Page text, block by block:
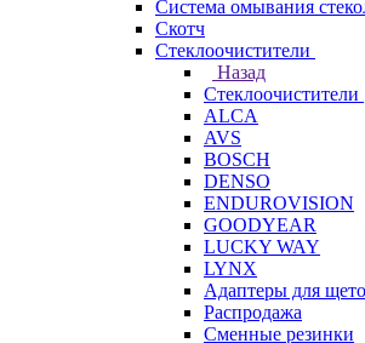
Система омывания
Скотч
Стеклоочистители
Назад
Стеклоочистители
ALCA
AVS
BOSCH
DENSO
ENDUROVISION
GOODYEAR
LUCKY WAY
LYNX
Адаптеры для
Распродажа
Сменные резинки